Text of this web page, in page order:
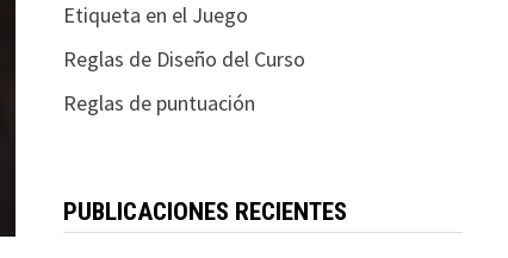
Etiqueta en el Juego
Reglas de Diseño del Curso
Reglas de puntuación
PUBLICACIONES RECIENTES